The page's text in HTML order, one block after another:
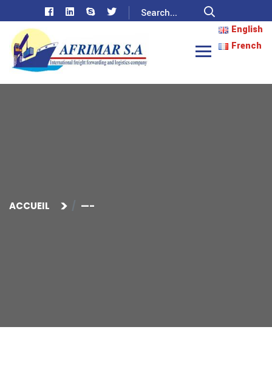
English
French
ACCUEIL —-